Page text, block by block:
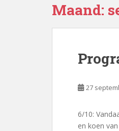
Maand:
27
6/10:
en koen